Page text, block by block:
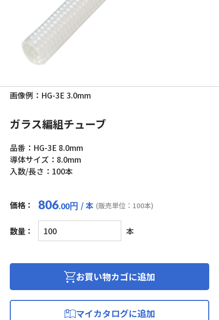
画像例：HG-3E 3.0mm
ガラス編組チューブ
品番：HG-3E 8.0mm
導体サイズ：8.0mm
入数/長さ：100本
価格： 806.00円 / 本 (販売単位：100本)
数量：
ガ
ラ
編
本
お買い物カゴに追加
マイカタログに追加